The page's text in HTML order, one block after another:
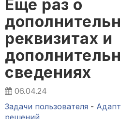
Еще раз о
реквизитах и
сведениях
06.04.24
Задачи пользователя -